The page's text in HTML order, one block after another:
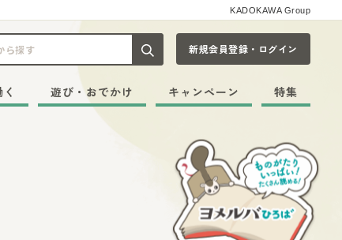
KADOKAWA Group
記事や本をキーワードから探す
新規会員登録・ログイン
遊び・おでかけ キャンペーン 特集